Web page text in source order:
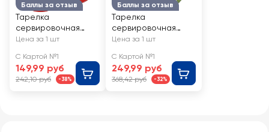
Баллы за отзыв
Тарелка
сервировочная
HOMECLUB Вишня
Арт. F42-2
Цена за 1 шт
С Картой №1
149,99 руб
242,10 руб -38%
Баллы за отзыв
Тарелка
сервировочная
HOMECLUB Лист
Арт. COS34
Цена за 1 шт
С Картой №1
249,99 руб
368,42 руб -32%